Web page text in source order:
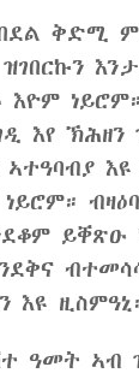
ቅድሚ
እዮም
እየ ኽሕዘን
እዩ
ይቐጽዑ
እዩ
ዓመት ኣብ